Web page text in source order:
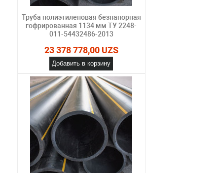
Труба полиэтиленовая безнапорная
гофрированная 1134 мм ТУ 2248-
011-54432486-2013
23 378 778,00 UZS
Добавить в корзину